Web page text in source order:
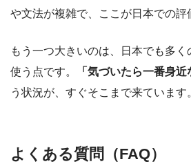
や文法が複雑で、ここが日本での評
もう一つ大きいのは、日本でも多
使う点です。
「気づいたら一番身近
う状況が、すぐそこまで来ています
よくある質問（FAQ）